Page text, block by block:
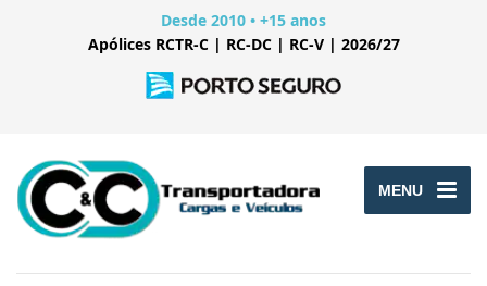
Desde 2010 • +15 anos
Apólices RCTR-C | RC-DC | RC-V | 2026/27
MENU